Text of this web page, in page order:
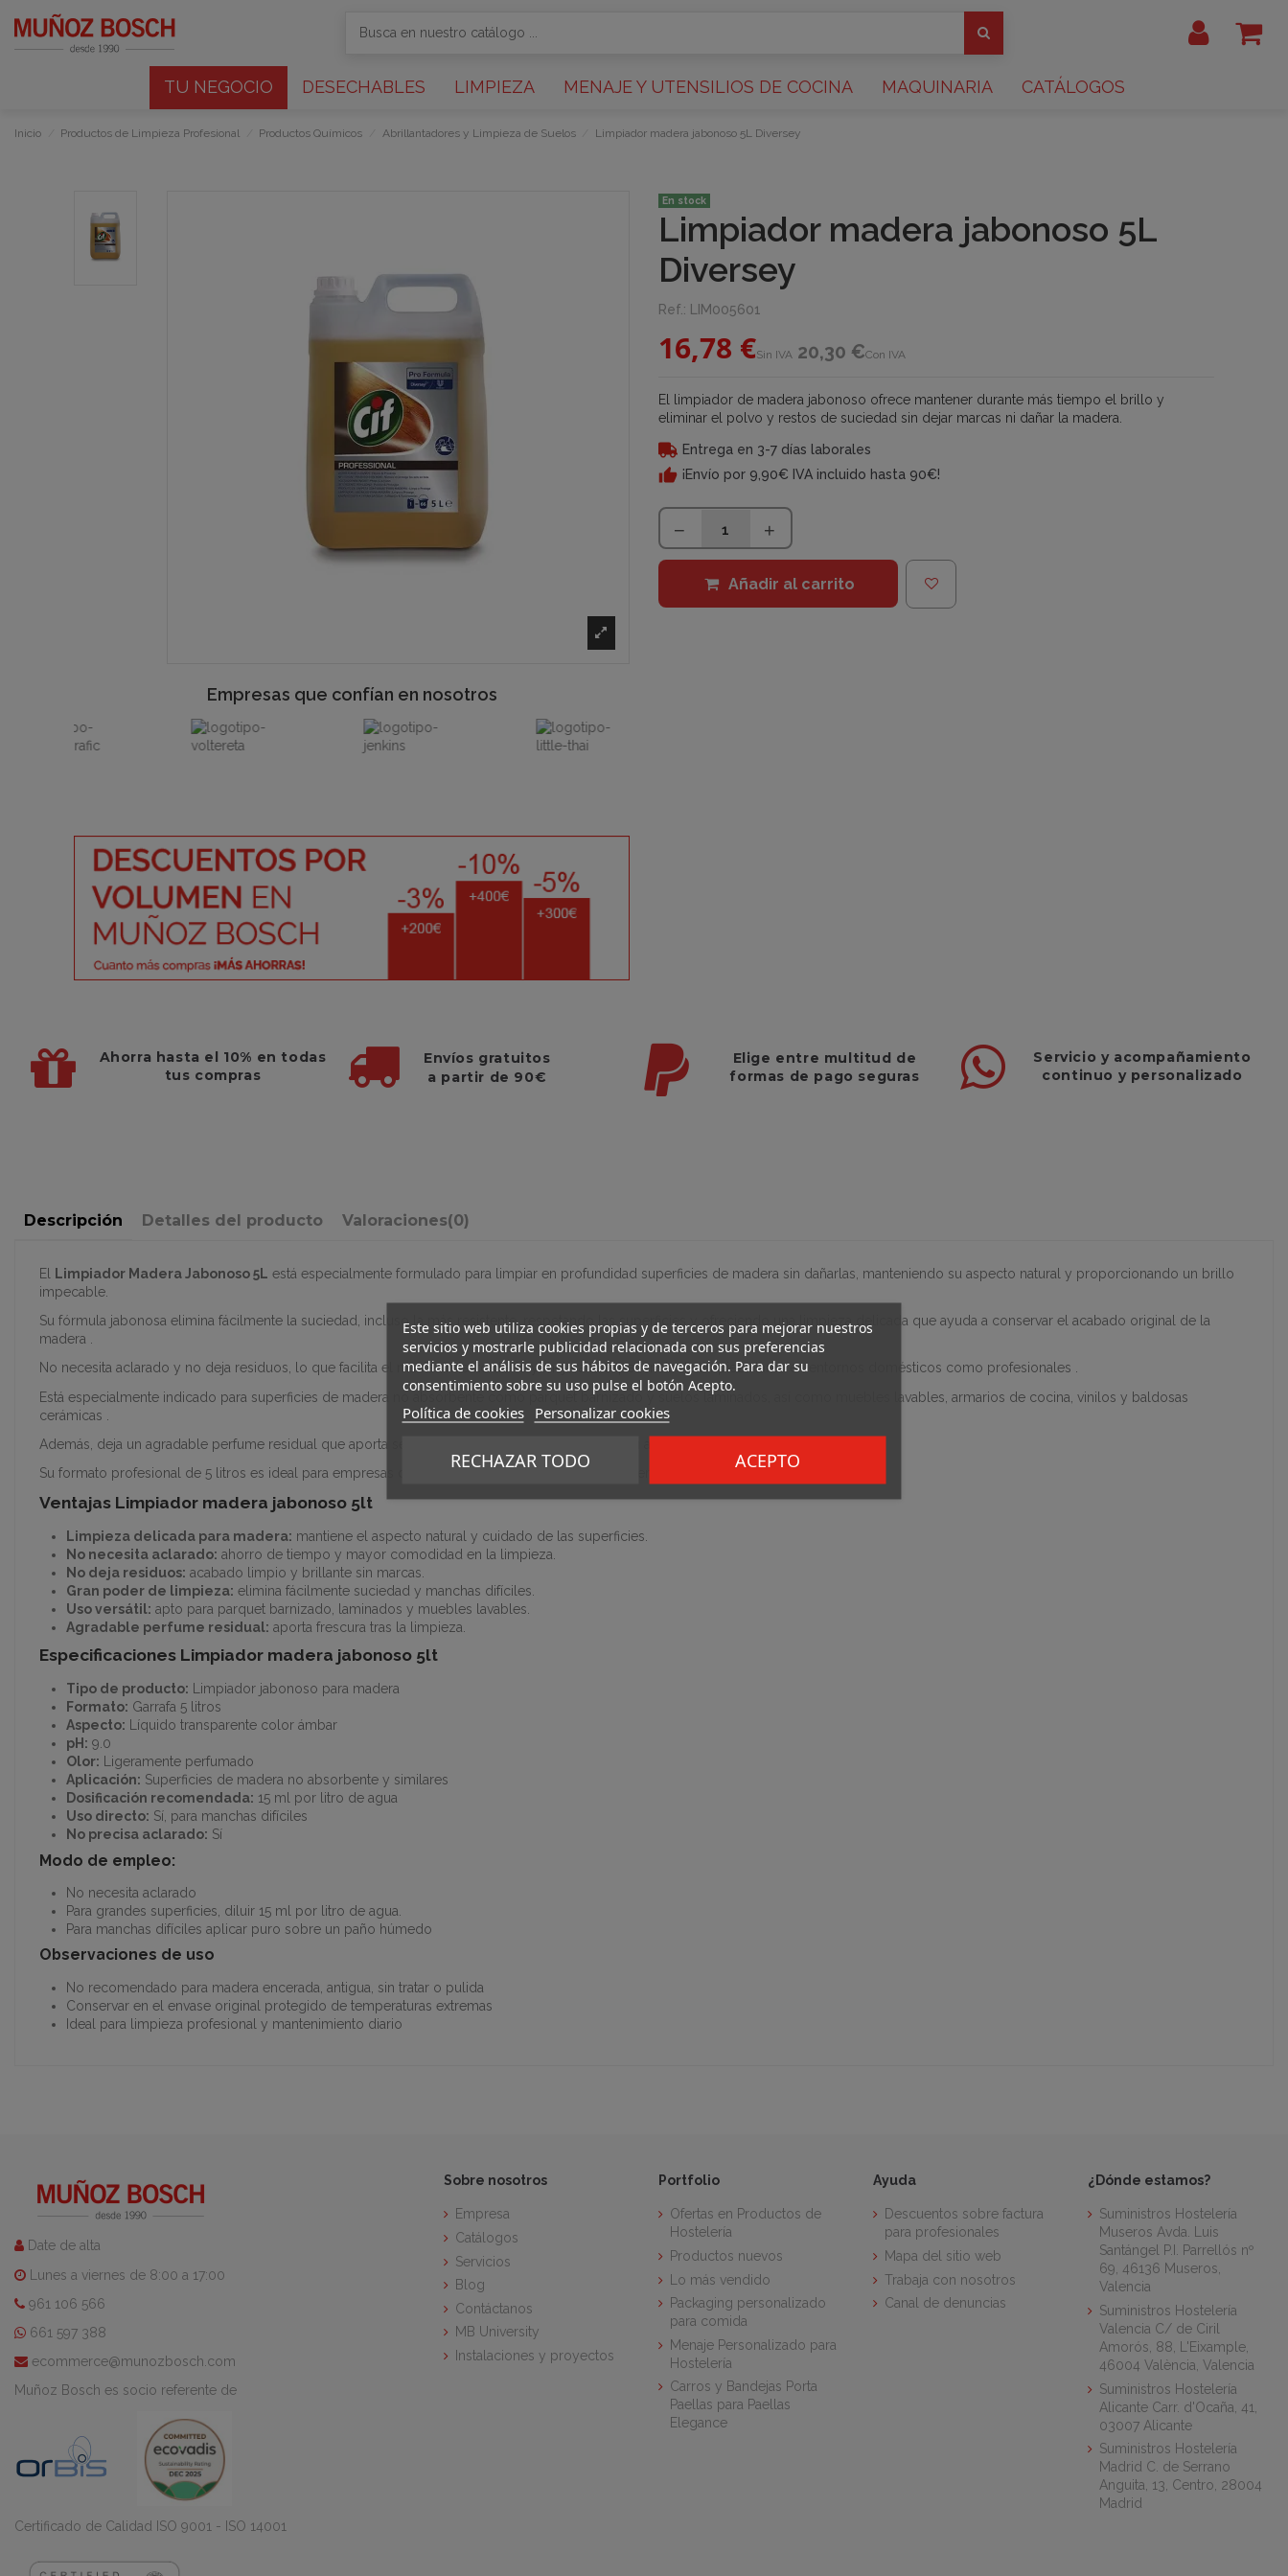
Este sitio web utiliza cookies propias y de terceros para mejorar nuestros
servicios y mostrarle publicidad relacionada con sus preferencias
mediante el análisis de sus hábitos de navegación. Para dar su
consentimiento sobre su uso pulse el botón Acepto.
Política de cookies Personalizar cookies
RECHAZAR TODO ACEPTO
TU NEGOCIO DESECHABLES LIMPIEZA MENAJE Y UTENSILIOS DE COCINA MAQUINARIA CATÁLOGOS
Inicio Productos de Limpieza Profesional Productos Químicos Abrillantadores y Limpieza de Suelos Limpiador madera jabonoso 5L Diversey
Empresas que confían en nosotros
En stock
Limpiador madera jabonoso 5L
Diversey
Ref.: LIM005601
16,78 €Sin IVA 20,30 €Con IVA
El limpiador de madera jabonoso ofrece mantener durante más tiempo el brillo y
eliminar el polvo y restos de suciedad sin dejar marcas ni dañar la madera
Entrega en 3-7 días laborales
¡Envío por 9,90€ IVA incluido hasta 90€!
Añadir al carrito
Ahorra hasta el 10% en todas
tus compras
Envíos gratuitos
a partir de 90€
Elige entre multitud de
formas de pago seguras
Servicio y acompañamiento
continuo y personalizado
Descripción Detalles del producto Valoraciones(0)
El Limpiador Madera Jabonoso 5L está especialmente formulado para limpiar en profundidad superficies de madera sin dañarlas, manteniendo su aspecto natural y proporcionando un brillo
impecable.
Su fórmula jabonosa elimina fácilmente la suciedad, incluso la más resistente, respetando las superficies y ofreciendo una limpieza delicada que ayuda a conservar el acabado original de la
madera .
No necesita aclarado y no deja residuos, lo que facilita el mantenimiento diario y mejora la experiencia de limpieza tanto en entornos domésticos como profesionales .
Está especialmente indicado para superficies de madera no absorbente como parquet barnizado y suelos laminados, así como muebles lavables, armarios de cocina, vinilos y baldosas
cerámicas .
Además, deja un agradable perfume residual que aporta sensación de frescura y limpieza tras su aplicación .
Su formato profesional de 5 litros es ideal para empresas de limpieza, hostelería, oficinas y mantenimiento de grandes superficies.
Ventajas Limpiador madera jabonoso 5lt
Limpieza delicada para madera: mantiene el aspecto natural y cuidado de las superficies.
No necesita aclarado: ahorro de tiempo y mayor comodidad en la limpieza.
No deja residuos: acabado limpio y brillante sin marcas.
Gran poder de limpieza: elimina fácilmente suciedad y manchas difíciles.
Uso versátil: apto para parquet barnizado, laminados y muebles lavables.
Agradable perfume residual: aporta frescura tras la limpieza.
Especificaciones Limpiador madera jabonoso 5lt
Tipo de producto: Limpiador jabonoso para madera
Formato: Garrafa 5 litros
Aspecto: Líquido transparente color ámbar
pH: 9.0
Olor: Ligeramente perfumado
Aplicación: Superficies de madera no absorbente y similares
Dosificación recomendada: 15 ml por litro de agua
Uso directo: Sí, para manchas difíciles
No precisa aclarado: Sí
Modo de empleo:
No necesita aclarado
Para grandes superficies, diluir 15 ml por litro de agua.
Para manchas difíciles aplicar puro sobre un paño húmedo
Observaciones de uso
No recomendado para madera encerada, antigua, sin tratar o pulida
Conservar en el envase original protegido de temperaturas extremas
Ideal para limpieza profesional y mantenimiento diario
Date de alta
Lunes a viernes de 8:00 a 17:00
961 106 566
661 597 388
ecommerce@munozbosch.com
Muñoz Bosch es socio referente de
Certificado de Calidad ISO 9001 - ISO 14001
Sobre nosotros
Empresa
Catálogos
Servicios
Blog
Contáctanos
MB University
Instalaciones y proyectos
Portfolio
Ofertas en Productos de
Hostelería
Productos nuevos
Lo más vendido
Packaging personalizado
para comida
Menaje Personalizado para
Hostelería
Carros y Bandejas Porta
Paellas para Paellas
Elegance
Ayuda
Descuentos sobre factura
para profesionales
Mapa del sitio web
Trabaja con nosotros
Canal de denuncias
¿Dónde estamos?
Suministros Hostelería
Museros Avda. Luis
Santángel P.I. Parrellós nº
69, 46136 Museros,
Valencia
Suministros Hostelería
Valencia C/ de Ciril
Amorós, 88, L'Eixample,
46004 València, Valencia
Suministros Hostelería
Alicante Carr. d'Ocaña, 41,
03007 Alicante
Suministros Hostelería
Madrid C. de Serrano
Anguita, 13, Centro, 28004
Madrid